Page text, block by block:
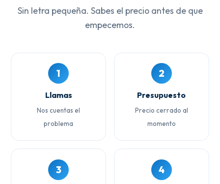
Sin letra pequeña. Sabes el precio antes de que
empecemos.
1
Llamas
Nos cuentas el
problema
2
Presupuesto
Precio cerrado al
momento
3 4